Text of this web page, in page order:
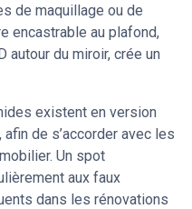
de maquillage ou de
encastrable au plafond,
autour du miroir, crée un
existent en version
de s’accorder avec les
Un spot
aux faux
dans les rénovations